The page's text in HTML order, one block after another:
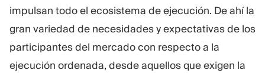
impulsan todo el ecosistema de ejecución. De ahí la
gran variedad de necesidades y expectativas de los
participantes del mercado con respecto a la
ejecución ordenada, desde aquellos que exigen la